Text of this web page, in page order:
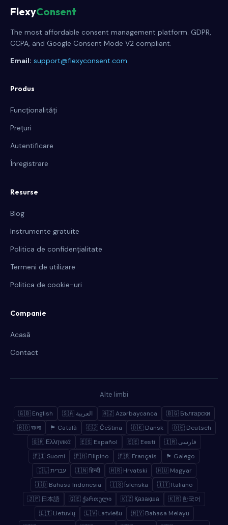
FlexyConsent
The most affordable consent management platform. GDPR,
CCPA, and Google Consent Mode V2 compliant.
Email: support@flexyconsent.com
Produs
Funcționalități
Prețuri
Autentificare
Înregistrare
Resurse
Blog
Instrumente gratuite
Politica de confidențialitate
Termeni de utilizare
Politica de cookie-uri
Companie
Acasă
Contact
Alte limbi
🇬🇧 English 🇸🇦 العربية 🇦🇿 Azərbaycanca
🇧🇬 Български
🇧🇩 বাংলা
🏴 Català 🇨🇿 Čeština 🇩🇰 Dansk
🇩🇪 Deutsch
🇬🇷 Ελληνικά
🇪🇸 Español 🇪🇪 Eesti
🇮🇷 فارسی
🇫🇮 Suomi
🇵🇭 Filipino 🇫🇷 Français
🏴 Galego
🇮🇱 עברית
🇮🇳 हिन्दी 🇭🇷 Hrvatski
🇭🇺 Magyar
🇮🇩 Bahasa Indonesia
🇮🇸 Íslenska
🇮🇹 Italiano
🇯🇵 日本語
🇬🇪 ქართული 🇰🇿 Қазақша
🇰🇷 한국어
🇱🇹 Lietuvių
🇱🇻 Latviešu
🇲🇾 Bahasa Melayu